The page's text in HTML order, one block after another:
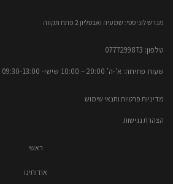
מגרש לוגיסטי: שמעיה ואבטליון 2 פתח תקווה
טלפון: 0777299873​
שעות פתיחה: א'-ה' 20:00 – 10:00​​ שישי- 09:30-13:00
מדיניות פרטיות ותנאי שימוש
הצהרת נגישות
ראשי
אודותינו